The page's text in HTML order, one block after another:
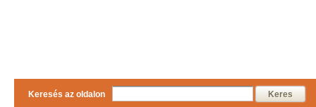
Keresés az oldalon Keres